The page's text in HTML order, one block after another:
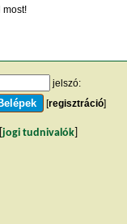
jelszó:
[regisztráció]
jogi tudnivalók